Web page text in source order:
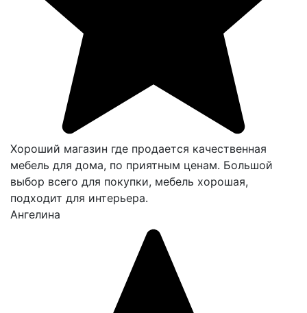
Хороший магазин где продается качественная
мебель для дома, по приятным ценам. Большой
выбор всего для покупки, мебель хорошая,
подходит для интерьера.
Ангелина